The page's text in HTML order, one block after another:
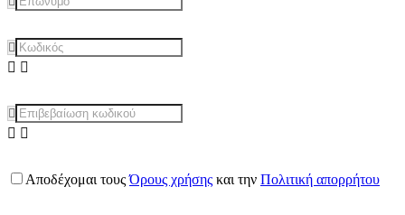
Αποδέχομαι τουςΌρους χρήσης και την Πολιτική απορρήτου